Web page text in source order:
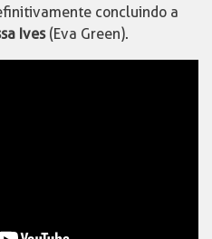
concluindo a
Ives(Eva Green).